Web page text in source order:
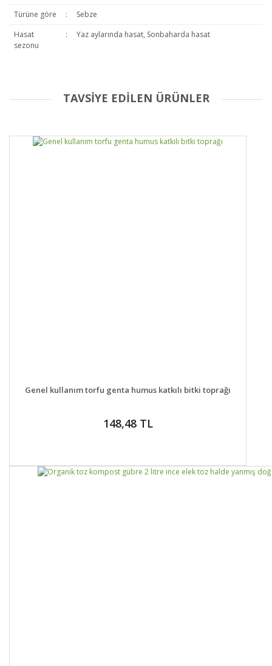
Türüne göre :
Sebze
Hasat
sezonu
: Yaz aylarında hasat, Sonbaharda hasat
Bu ürüne ilk yorumu siz yapın!
Yorum Yaz
TAVSİYE EDİLEN ÜRÜNLER
DETAYLAR SEPETE EKLE
Genel kullanım torfu genta humus katkılı bitki toprağı
148,48 TL